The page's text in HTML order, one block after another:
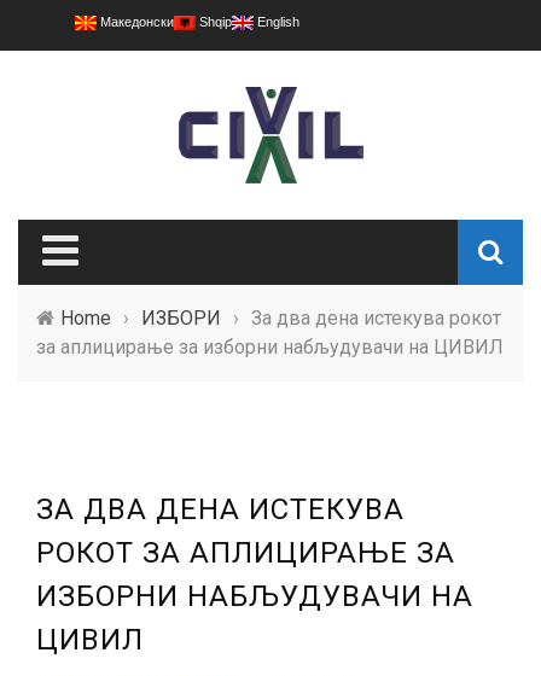
Македонски Shqip English
Home › ИЗБОРИ › За два дена истекува рокот
за аплицирање за изборни набљудувачи на ЦИВИЛ
ЗА ДВА ДЕНА ИСТЕКУВА
РОКОТ ЗА АПЛИЦИРАЊЕ ЗА
ИЗБОРНИ НАБЉУДУВАЧИ НА
ЦИВИЛ